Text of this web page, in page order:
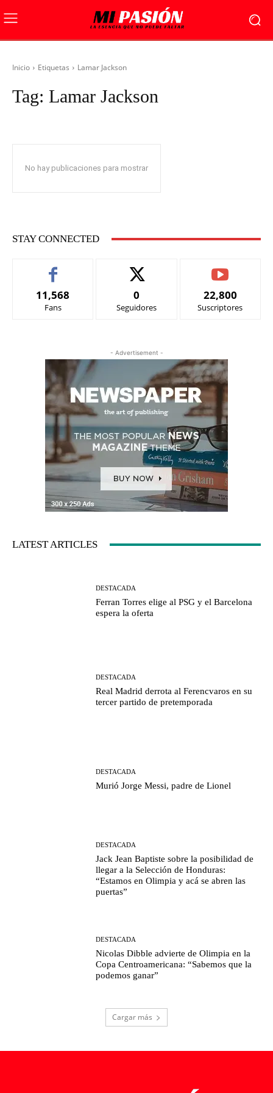
Inicio Etiquetas Lamar Jackson
Tag: Lamar Jackson
No hay publicaciones para mostrar
STAY CONNECTED
11,568
Fans
0
Seguidores
22,800
Suscriptores
- Advertisement -
LATEST ARTICLES
DESTACADA
Ferran Torres elige al PSG y el Barcelona
espera la oferta
DESTACADA
Real Madrid derrota al Ferencvaros en su
tercer partido de pretemporada
DESTACADA
Murió Jorge Messi, padre de Lionel
DESTACADA
Jack Jean Baptiste sobre la posibilidad de
llegar a la Selección de Honduras:
“Estamos en Olimpia y acá se abren las
puertas”
DESTACADA
Nicolas Dibble advierte de Olimpia en la
Copa Centroamericana: “Sabemos que la
podemos ganar”
Cargar más